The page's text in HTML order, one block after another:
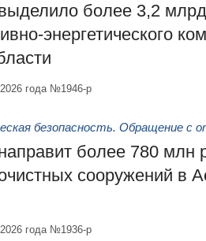
более 3,2
энергетического
года №1946-р
безопасность. Обращение с
более 780 млн
сооружений в
года №1936-р